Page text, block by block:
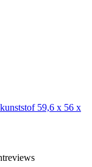
59,6 x 56 x